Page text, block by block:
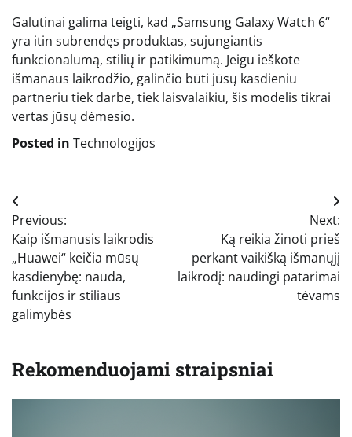
Galutinai galima teigti, kad „Samsung Galaxy Watch 6“
yra itin subrendęs produktas, sujungiantis
funkcionalumą, stilių ir patikimumą. Jeigu ieškote
išmanaus laikrodžio, galinčio būti jūsų kasdieniu
partneriu tiek darbe, tiek laisvalaikiu, šis modelis tikrai
vertas jūsų dėmesio.
Posted in Technologijos
Navigacija
tarp
įrašų
Previous:
Kaip išmanusis laikrodis
„Huawei“ keičia mūsų
kasdienybę: nauda,
funkcijos ir stiliaus
galimybės
Next:
Ką reikia žinoti prieš
perkant vaikišką išmanųjį
laikrodį: naudingi patarimai
tėvams
Rekomenduojami straipsniai